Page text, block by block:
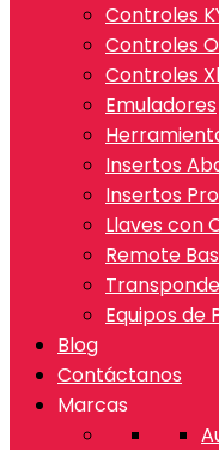
Controles
Controles
Controles
Emuladores
Insertos
Insertos
Llaves con
Remote
Equipos de
Blog
Contáctanos
Marcas